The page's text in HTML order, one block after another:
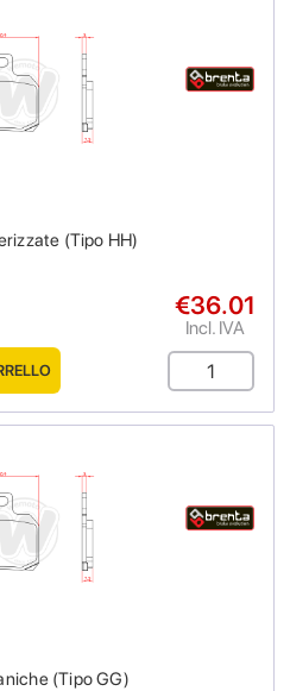
(Tipo HH)
€36.01
Incl. IVA
(Tipo GG)